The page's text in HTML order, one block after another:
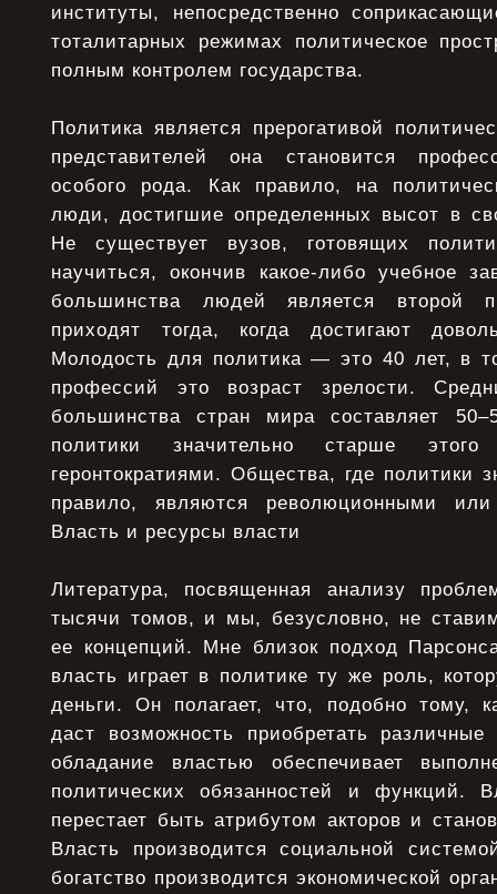
институты, непосредственно
тоталитарных режимах политическое
полным контролем государства.
Политика является прерогативой
представителей она становится
особого рода. Как правило, на
люди, достигшие определенных высот в
Не существует вузов, готовящих
научиться, окончив какое-либо учебное
большинства людей является второй
приходят тогда, когда достигают
Молодость для политика — это 40 лет, в
профессий это возраст зрелости.
большинства стран мира составляет
политики значительно старше
геронтократиями. Общества, где политики
правило, являются революционными или
Власть и ресурсы власти
Литература, посвященная анализу
тысячи томов, и мы, безусловно, не
ее концепций. Мне близок подход
власть играет в политике ту же роль,
деньги. Он полагает, что, подобно тому,
даст возможность приобретать
обладание властью обеспечивает
политических обязанностей и функций.
перестает быть атрибутом акторов и
Власть производится социальной
богатство производится экономической